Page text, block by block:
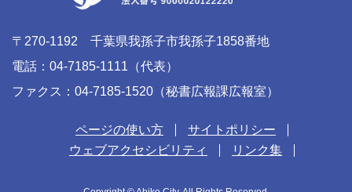
〒270-1192 千葉県我孫子市我孫子1858番地
電話：04-7185-1111（代表）
ファクス：04-7185-1520（秘書広報課広報室）
ページの使い方
サイトポリシー
ウェブアクセシビリティ
リンク集